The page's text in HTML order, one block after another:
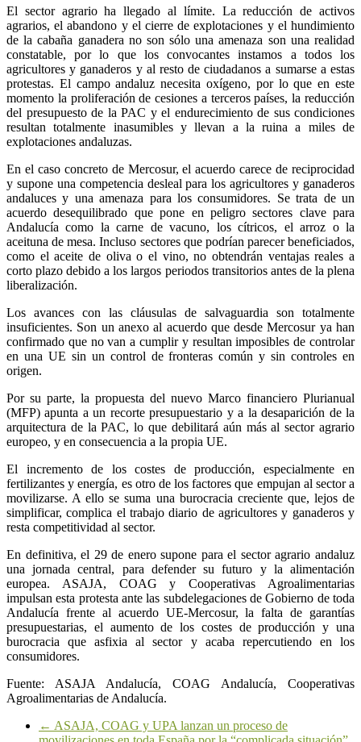
El sector agrario ha llegado al límite. La reducción de activos
agrarios, el abandono y el cierre de explotaciones y el hundimiento
de la cabaña ganadera no son sólo una amenaza son una realidad
constatable, por lo que los convocantes instamos a todos los
agricultores y ganaderos y al resto de ciudadanos a sumarse a estas
protestas. El campo andaluz necesita oxígeno, por lo que en este
momento la proliferación de cesiones a terceros países, la reducción
del presupuesto de la PAC y el endurecimiento de sus condiciones
resultan totalmente inasumibles y llevan a la ruina a miles de
explotaciones andaluzas.
En el caso concreto de Mercosur, el acuerdo carece de reciprocidad
y supone una competencia desleal para los agricultores y ganaderos
andaluces y una amenaza para los consumidores. Se trata de un
acuerdo desequilibrado que pone en peligro sectores clave para
Andalucía como la carne de vacuno, los cítricos, el arroz o la
aceituna de mesa. Incluso sectores que podrían parecer beneficiados,
como el aceite de oliva o el vino, no obtendrán ventajas reales a
corto plazo debido a los largos periodos transitorios antes de la plena
liberalización.
Los avances con las cláusulas de salvaguardia son totalmente
insuficientes. Son un anexo al acuerdo que desde Mercosur ya han
confirmado que no van a cumplir y resultan imposibles de controlar
en una UE sin un control de fronteras común y sin controles en
origen.
Por su parte, la propuesta del nuevo Marco financiero Plurianual
(MFP) apunta a un recorte presupuestario y a la desaparición de la
arquitectura de la PAC, lo que debilitará aún más al sector agrario
europeo, y en consecuencia a la propia UE.
El incremento de los costes de producción, especialmente en
fertilizantes y energía, es otro de los factores que empujan al sector a
movilizarse. A ello se suma una burocracia creciente que, lejos de
simplificar, complica el trabajo diario de agricultores y ganaderos y
resta competitividad al sector.
En definitiva, el 29 de enero supone para el sector agrario andaluz
una jornada central, para defender su futuro y la alimentación
europea. ASAJA, COAG y Cooperativas Agroalimentarias
impulsan esta protesta ante las subdelegaciones de Gobierno de toda
Andalucía frente al acuerdo UE-Mercosur, la falta de garantías
presupuestarias, el aumento de los costes de producción y una
burocracia que asfixia al sector y acaba repercutiendo en los
consumidores.
Fuente: ASAJA Andalucía, COAG Andalucía, Cooperativas
Agroalimentarias de Andalucía.
← ASAJA, COAG y UPA lanzan un proceso de